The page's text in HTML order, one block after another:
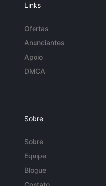
Links
Ofertas
Anunciantes
Apoio
DMCA
Sobre
Sobre
Equipe
Blogue
Contato